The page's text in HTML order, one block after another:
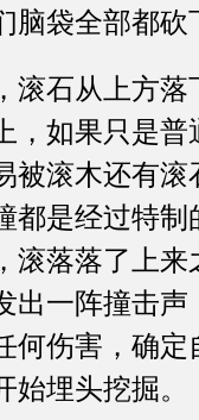
脑袋全部都砍
石从上方落
，如果只是普
被滚木还有滚
都是经过特制
滚落落了上来
出一阵撞击声
何伤害，确定
始埋头挖掘。